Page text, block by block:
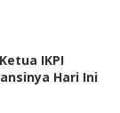
IKPI
Hari Ini